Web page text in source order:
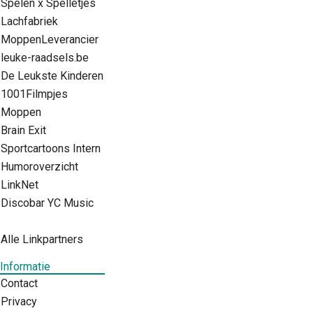
Spelen x Spelletjes
Lachfabriek
MoppenLeverancier
leuke-raadsels.be
De Leukste Kinderen
1001Filmpjes
Moppen
Brain Exit
Sportcartoons Intern
Humoroverzicht
LinkNet
Discobar YC Music
Alle Linkpartners
Informatie
Contact
Privacy